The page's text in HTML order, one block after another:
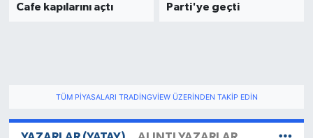
Cafe kapılarını açtı
Parti'ye geçti
TÜM PIYASALARI TRADINGVIEW ÜZERINDEN TAKIP EDIN